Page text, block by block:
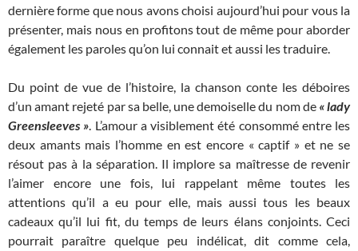
dernière forme que nous avons choisi aujourd’hui pour vous la
présenter, mais nous en profitons tout de même pour aborder
également les paroles qu’on lui connait et aussi les traduire.
Du point de vue de l’histoire, la chanson conte les déboires
d’un amant rejeté par sa belle, une demoiselle du nom de « lady
Greensleeves ». L’amour a visiblement été consommé entre les
deux amants mais l’homme en est encore « captif » et ne se
résout pas à la séparation. Il implore sa maîtresse de revenir
l’aimer encore une fois, lui rappelant même toutes les
attentions qu’il a eu pour elle, mais aussi tous les beaux
cadeaux qu’il lui fit, du temps de leurs élans conjoints. Ceci
pourrait paraître quelque peu indélicat, dit comme cela,